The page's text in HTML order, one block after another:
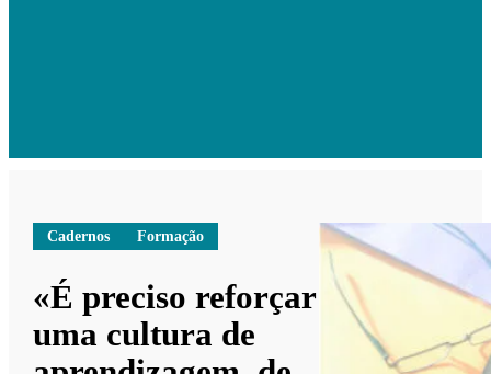
Cadernos Formação
«É preciso reforçar
uma cultura de